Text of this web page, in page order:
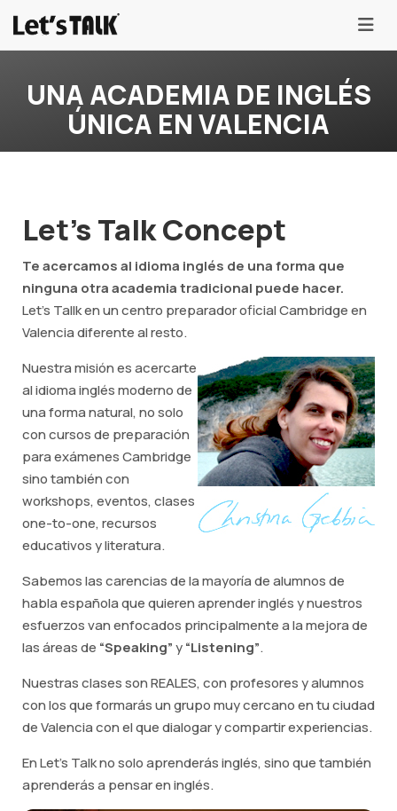
menu
UNA ACADEMIA DE INGLÉS
ÚNICA EN VALENCIA
Let's Talk Concept
Te acercamos al idioma inglés de una forma que
ninguna otra academia tradicional puede hacer.
Let's Tallk en un centro preparador oficial Cambridge en
Valencia diferente al resto.
Nuestra misión es acercarte
al idioma inglés moderno de
una forma natural, no solo
con cursos de preparación
para exámenes Cambridge
sino también con
workshops, eventos, clases
one-to-one, recursos
educativos y literatura.
Sabemos las carencias de la mayoría de alumnos de
habla española que quieren aprender inglés y nuestros
esfuerzos van enfocados principalmente a la mejora de
las áreas de “Speaking”y“Listening”.
Nuestras clases son REALES, con profesores y alumnos
con los que formarás un grupo muy cercano en tu ciudad
de Valencia con el que dialogar y compartir experiencias.
En Let's Talk no solo aprenderás inglés, sino que también
aprenderás a pensar en inglés.